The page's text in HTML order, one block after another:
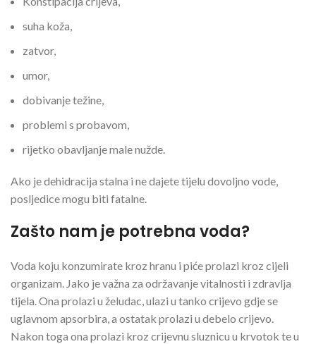
suha koža,
zatvor,
umor,
dobivanje težine,
problemi s probavom,
rijetko obavljanje male nužde.
Ako je dehidracija stalna i ne dajete tijelu dovoljno vode,
posljedice mogu biti fatalne.
Zašto nam je potrebna voda?
Voda koju konzumirate kroz hranu i piće prolazi kroz cijeli
organizam. Jako je važna za održavanje vitalnosti i zdravlja
tijela. Ona prolazi u želudac, ulazi u tanko crijevo gdje se
uglavnom apsorbira, a ostatak prolazi u debelo crijevo.
Nakon toga ona prolazi kroz crijevnu sluznicu u krvotok te u